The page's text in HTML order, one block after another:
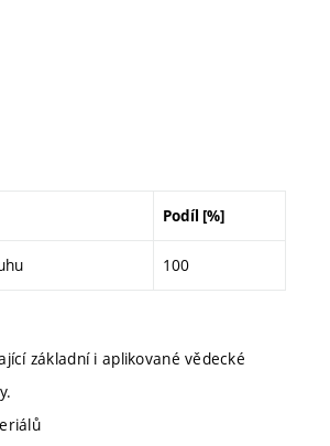
Podíl [%]
100
základní i aplikované vědecké